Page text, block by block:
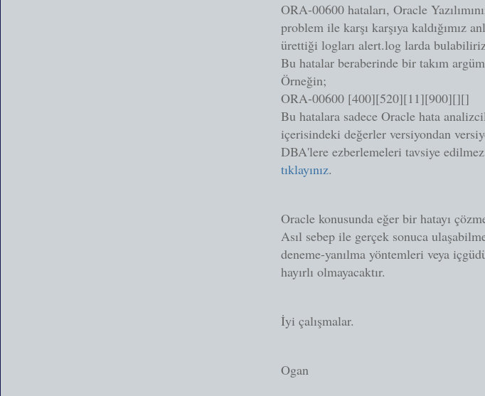
ORA-00600 hataları, Oracle
problem ile karşı karşıya kaldığımız
ürettiği logları alert.log larda
Bu hatalar beraberinde bir takım
Örneğin;
ORA-00600 [400][520][11][900][][]
Bu hatalara sadece Oracle hata
içerisindeki değerler versiyondan
DBA'lere ezberlemeleri tavsiye
tıklayınız.
Oracle konusunda eğer bir hatayı
Asıl sebep ile gerçek sonuca
deneme-yanılma yöntemleri veya
hayırlı olmayacaktır.
İyi çalışmalar.
Ogan